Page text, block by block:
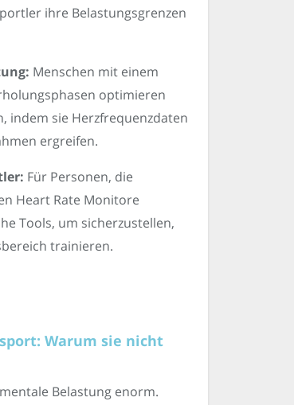
ihre Belastungsgrenzen
Menschen mit einem
optimieren
indem sie Herzfrequenzdaten
ergreifen.
Für Personen, die
Heart Rate Monitore
Tools, um sicherzustellen,
trainieren.
Warum sie nicht
Belastung enorm.